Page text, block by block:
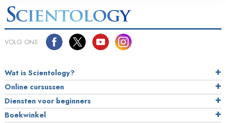
VOLG ONS
Wat is Scientology?
Online cursussen
Diensten voor beginners
Boekwinkel